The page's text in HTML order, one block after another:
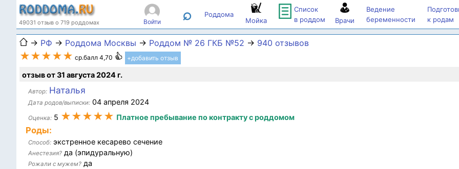
49031 отзыв о 719 роддомах Войти ⌕ Роддома
Мойка
Список
в роддом
Врачи
Ведение
беременности
к родам
→ РФ → Роддома Москвы → Роддом № 26 ГКБ №52 → 940 отзывов
★★★★★ ср.балл 4,70 +добавить отзыв
отзыв от 31 августа 2024 г.
Автор: Наталья
Дата родов/выписки: 04 апреля 2024
Оценка: 5 ★★★★★ Платное пребывание по контракту с роддомом
Роды:
Способ: экстренное кесарево сечение
Анестезия? да (эпидуральную)
Рожали с мужем? да